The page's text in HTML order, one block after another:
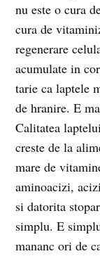
nu este o cura
cura de
regenerare
acumulate in
tarie ca laptele
de hranire. E
Calitatea
creste de la
mare de
aminoacizi,
si datorita
simplu. E
mananc ori de